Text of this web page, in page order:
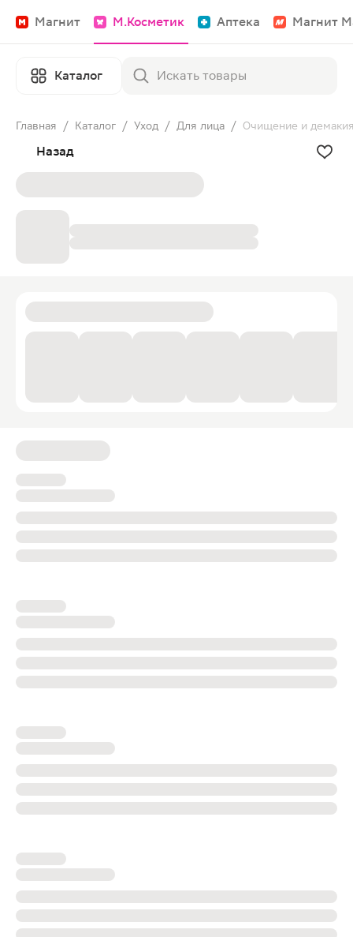
Магнит М.Косметик Аптека Магнит
Каталог
Главная / Каталог / Уход / Для лица / Очищение и
Назад